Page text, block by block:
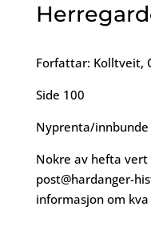
Forfattar: Kolltveit,
Side 100
Nyprenta/
Nokre av hefta vert
post@hardanger-
informasjon om